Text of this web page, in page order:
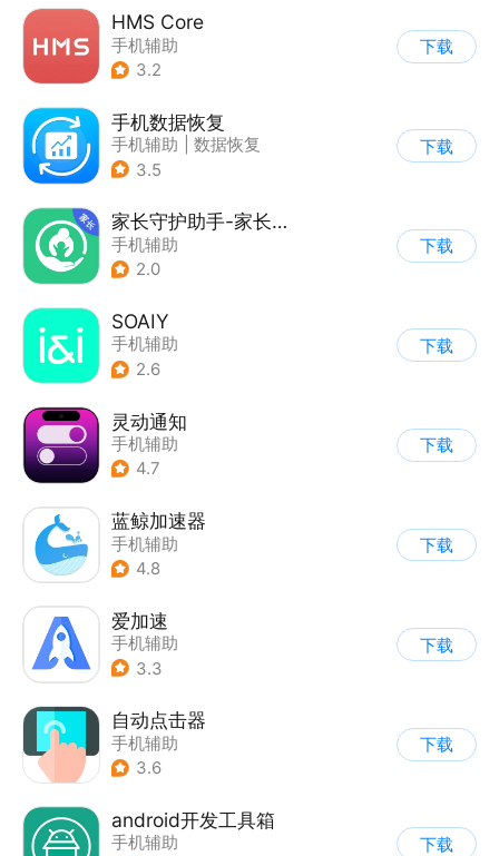
HMS Core
手机辅助
3.2
下载
手机数据恢复
手机辅助
数据恢复
3.5
下载
家长守护助手-家长端
手机辅助
2.0
下载
SOAIY
手机辅助
2.6
下载
灵动通知
手机辅助
4.7
下载
蓝鲸加速器
手机辅助
4.8
下载
爱加速
手机辅助
3.3
下载
自动点击器
手机辅助
3.6
下载
android开发工具箱
手机辅助
下载